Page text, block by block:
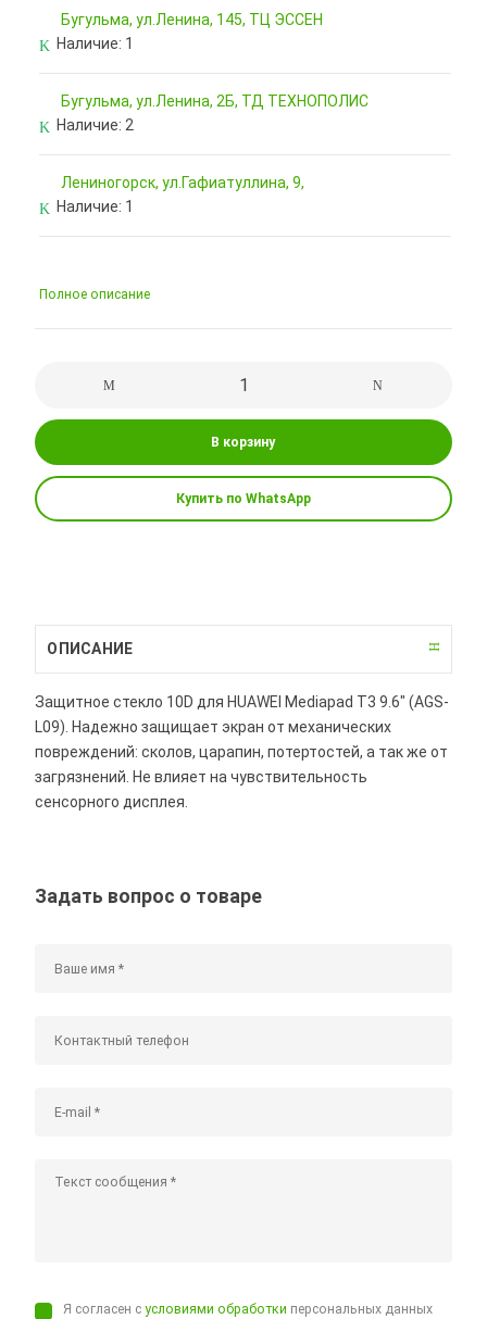
Бугульма, ул.Ленина, 145, ТЦ ЭССЕН
Наличие: 1
Бугульма, ул.Ленина, 2Б, ТД ТЕХНОПОЛИС
Наличие: 2
Лениногорск, ул.Гафиатуллина, 9,
Наличие: 1
Полное описание
В корзину
Купить по WhatsApp
ОПИСАНИЕ
Защитное стекло 10D для HUAWEI Mediapad T3 9.6" (AGS-
L09). Надежно защищает экран от механических
повреждений: сколов, царапин, потертостей, а так же от
загрязнений. Не влияет на чувствительность
сенсорного дисплея.
Задать вопрос о товаре
Я согласен сусловиями обработки персональных данных